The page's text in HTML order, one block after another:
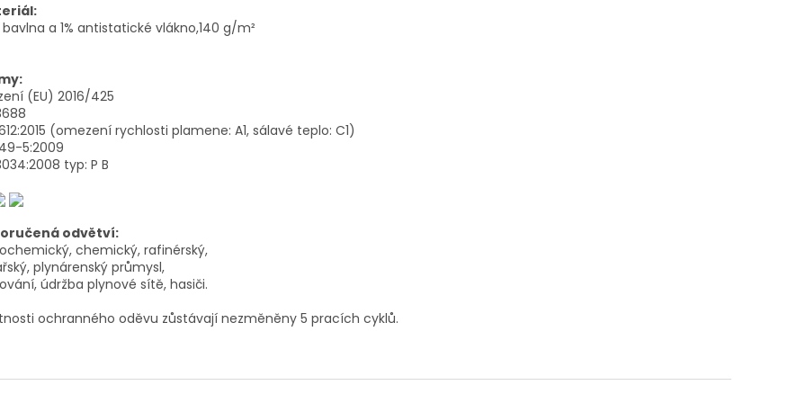
bavlna a 1% antistatické vlákno,140 g/m²
(EU) 2016/425
(omezení rychlosti plamene: A1, sálavé teplo: C1)
5:2009
typ: P B
odvětví:
chemický, rafinérský,
plynárenský průmysl,
údržba plynové sítě, hasiči.
ochranného oděvu zůstávají nezměněny 5 pracích cyklů.